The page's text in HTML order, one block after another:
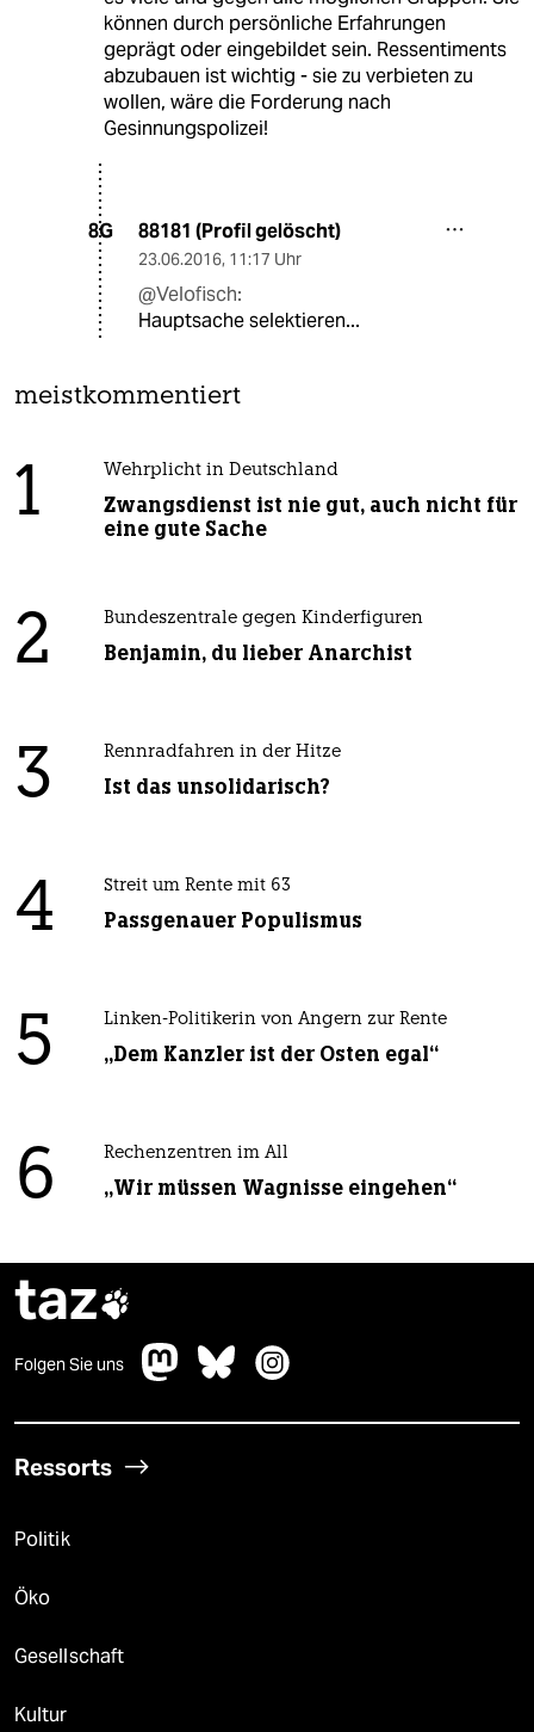
können durch persönliche Erfahrungen
geprägt oder eingebildet sein. Ressentiments
abzubauen ist wichtig - sie zu verbieten zu
wollen, wäre die Forderung nach
Gesinnungspolizei!
8G 88181 (Profil gelöscht)
23.06.2016, 11:17 Uhr
@Velofisch:
Hauptsache selektieren...
meistkommentiert
1 Wehrplicht in Deutschland
Zwangsdienst ist nie gut, auch nicht für
eine gute Sache
2 Bundeszentrale gegen Kinderfiguren
Benjamin, du lieber Anarchist
3 Rennradfahren in der Hitze
Ist das unsolidarisch?
4 Streit um Rente mit 63
Passgenauer Populismus
5 Linken-Politikerin von Angern zur Rente
„Dem Kanzler ist der Osten egal“
6 Rechenzentren im All
„Wir müssen Wagnisse eingehen“
taz
Folgen Sie uns
Ressorts
Politik
Öko
Gesellschaft
Kultur